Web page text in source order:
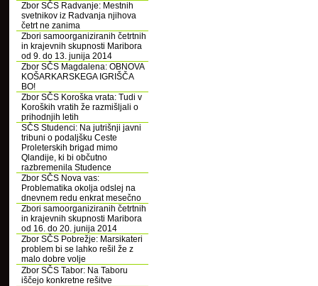
Zbor SČS Radvanje: Mestnih
svetnikov iz Radvanja njihova
četrt ne zanima
Zbori samoorganiziranih četrtnih
in krajevnih skupnosti Maribora
od 9. do 13. junija 2014
Zbor SČS Magdalena: OBNOVA
KOŠARKARSKEGA IGRIŠČA
BO!
Zbor SČS Koroška vrata: Tudi v
Koroških vratih že razmišljali o
prihodnjih letih
SČS Studenci: Na jutrišnji javni
tribuni o podaljšku Ceste
Proleterskih brigad mimo
Qlandije, ki bi občutno
razbremenila Studence
Zbor SČS Nova vas:
Problematika okolja odslej na
dnevnem redu enkrat mesečno
Zbori samoorganiziranih četrtnih
in krajevnih skupnosti Maribora
od 16. do 20. junija 2014
Zbor SČS Pobrežje: Marsikateri
problem bi se lahko rešil že z
malo dobre volje
Zbor SČS Tabor: Na Taboru
iščejo konkretne rešitve